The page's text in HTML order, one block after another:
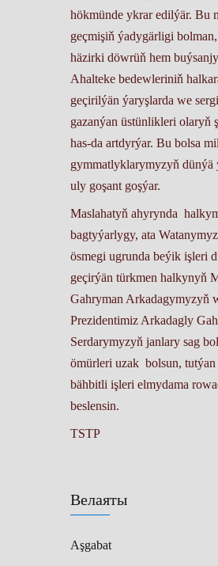
Велаяты
Aşgabat
hökmünde ykrar edilýär. Bu
geçmişiň ýadygärligi
häzirki döwrüň hem
Ahalteke bedewleriniň
geçirilýän ýaryşlarda we
gazanýan üstünlikleri olaryň
has-da artdyrýar. Bu bolsa
gymmatlyklarymyzyň dünýä
uly goşant goşýar.
Maslahatyň ahyrynda
bagtyýarlygy, ata
ösmegi ugrunda beýik işleri
geçirýän türkmen halkynyň
Gahryman Arkadagymyzyň
Prezidentimiz Arkadagly
Serdarymyzyň janlary sag
ömürleri uzak bolsun,
bähbitli işleri elmydama
beslensin.
TSTP